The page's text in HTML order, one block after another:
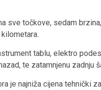
sve točkove, sedam
tablu, elektro
te zatamnjenu zadnju
je najniža cijena tehnički